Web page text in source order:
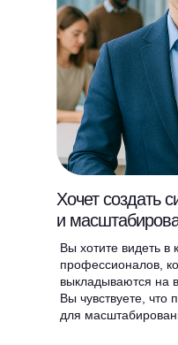
Хочет создать
и
Вы хотите видеть в
профессионалов,
выкладываются на
Вы чувствуете, что
для